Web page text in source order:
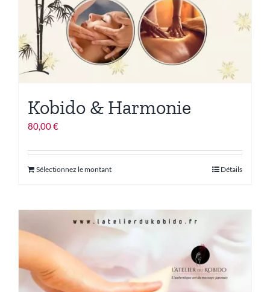
Kobido & Harmonie
80,00€
Sélectionnez le montantCe
plusieurs
variations.
Les
être
choisies
Détails